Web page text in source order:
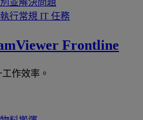
行常規 IT 任務
Frontline
作效率。